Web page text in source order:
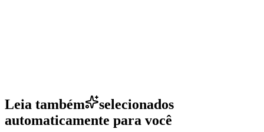
Leia também
selecionados
automaticamente para você